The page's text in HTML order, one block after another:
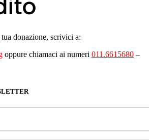
donazione, scrivici a:
oppure chiamaci ai numeri 011.6615680 –